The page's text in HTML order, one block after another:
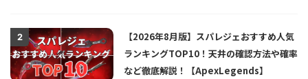
2
【2026年8月版】スパレジェおすすめ人気
ランキングTOP10！天井の確認方法や確率
など徹底解説！【ApexLegends】